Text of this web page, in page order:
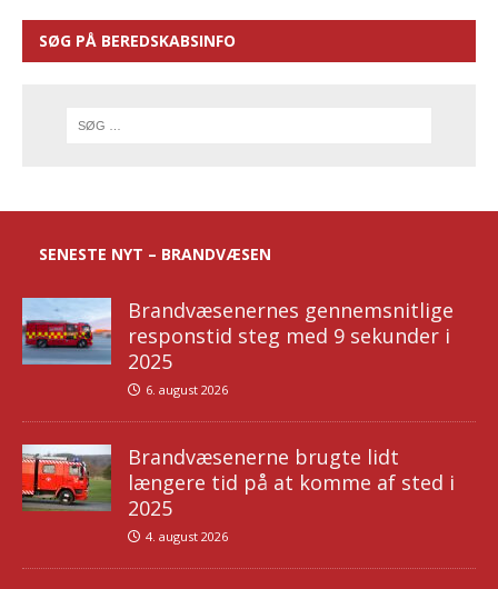
SØG PÅ BEREDSKABSINFO
SENESTE NYT – BRANDVÆSEN
Brandvæsenernes gennemsnitlige
responstid steg med 9 sekunder i
2025
6. august 2026
Brandvæsenerne brugte lidt
længere tid på at komme af sted i
2025
4. august 2026